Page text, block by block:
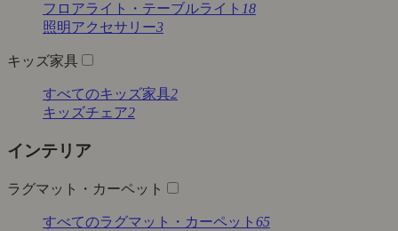
フロアライト・テーブルライト 18
照明アクセサリー3
キッズ家具
すべてのキッズ家具2
キッズチェア2
インテリア
ラグマット・カーペット
すべてのラグマット・カーペット 65